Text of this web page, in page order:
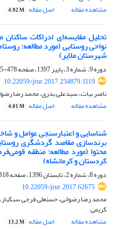
مشاهده مقاله
اصل مقاله 4.92 M
تحلیل مقایسه‌ای ادراکات
نواحی روستایی (مورد مطالعه:
شهرستان ملایر)
دوره 9، شماره 3، پاییز 1397، صفحه
478-495
10.22059/jrur.2017.234879.1119
ناصر بیات، سیدعلی بدری، محمد رضا
مشاهده مقاله
اصل مقاله 4.01 M
شناسایی و اعتبارسنجی عوامل و
برندسازی مقاصد گردشگری
محتوا (مورد مطالعه: منطقه
کردستان و کرمانشاه)
دوره 8، شماره 2، تابستان 1396، صفحه
345
10.22059/jrur.2017.62675
محمد رضا رضوانی، حسنعلی فرجی
کریمی
مشاهده مقاله
اصل مقاله 13.2 M